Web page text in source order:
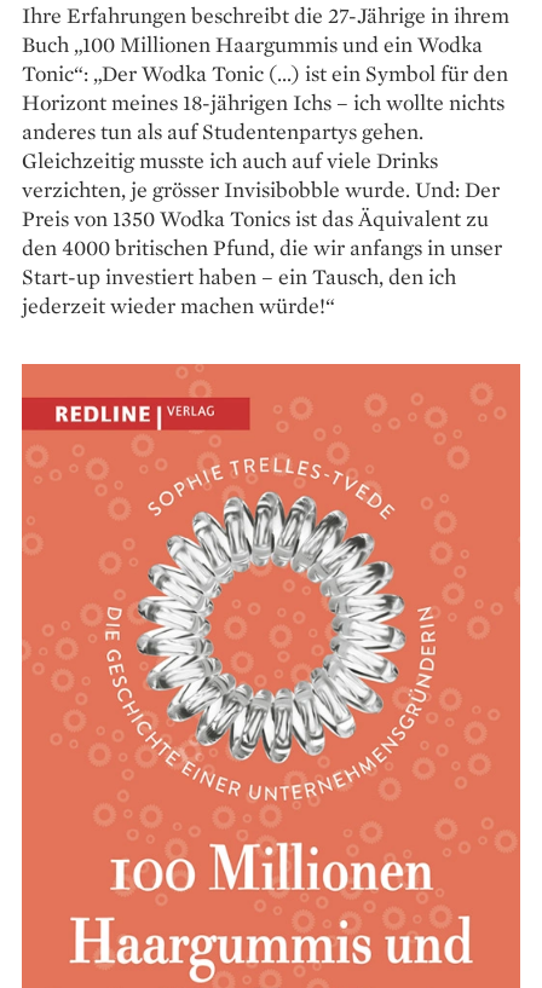
Ihre Erfahrungen beschreibt die 27-Jährige in ihrem
Buch „100 Millionen Haargummis und ein Wodka
Tonic“: „Der Wodka Tonic (…) ist ein Symbol für den
Horizont meines 18-jährigen Ichs – ich wollte nichts
anderes tun als auf Studentenpartys gehen.
Gleichzeitig musste ich auch auf viele Drinks
verzichten, je grösser Invisibobble wurde. Und: Der
Preis von 1350 Wodka Tonics ist das Äquivalent zu
den 4000 britischen Pfund, die wir anfangs in unser
Start-up investiert haben – ein Tausch, den ich
jederzeit wieder machen würde!“